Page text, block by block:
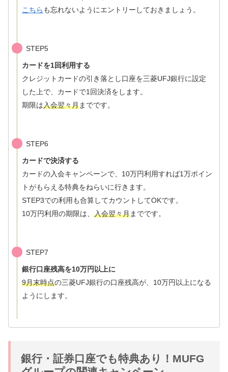
こちら も忘れないようにエントリーしておきましょう。
STEP5
カードを1回利用する
クレジットカードの引き落とし口座を三菱UFJ銀行に設定
した上で、カードで1回決済をします。
期限は入会翌々月までです。
STEP6
カードで決済する
カードの入会キャンペーンで、10万円利用すれば1万ポイン
トがもらえる特典をねらいに行きます。
STEP3での利用も合算してカウントしてOKです。
10万円利用の期限は、 入会翌々月までです。
STEP7
銀行口座残高を10万円以上に
9月末時点の三菱UFJ銀行の口座残高が、10万円以上になる
ようにします。
銀行・証券口座でも特典あり！MUFG